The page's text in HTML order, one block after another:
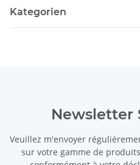
Kategorien
Newsletter
Veuillez m'envoyer
sur votre gamme de